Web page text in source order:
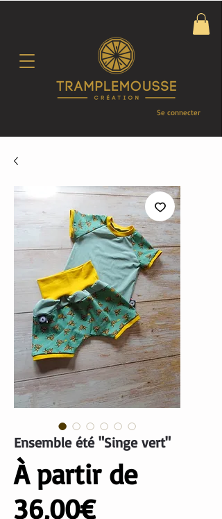
Se connecter
Ensemble été "Singe vert"
À partir de
36,00€Prix